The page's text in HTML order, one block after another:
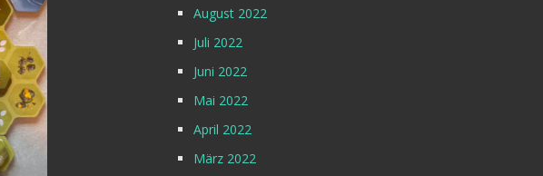
August 2022
Juli 2022
Juni 2022
Mai 2022
April 2022
März 2022